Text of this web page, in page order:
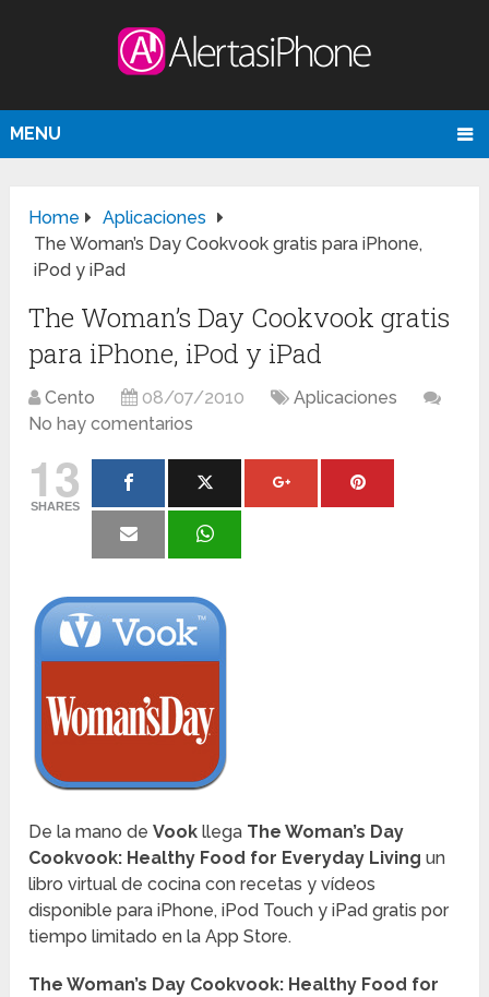
MENU
Home
Aplicaciones
The Woman’s Day Cookvook gratis para iPhone,
iPod y iPad
The Woman’s Day Cookvook gratis
para iPhone, iPod y iPad
Cento 08/07/2010
Aplicaciones
No hay comentarios
13
SHARES
De la mano deVook llega The Woman’s Day
Cookvook: Healthy Food for Everyday Living un
libro virtual de cocina con recetas y vídeos
disponible para iPhone, iPod Touch y iPad gratis por
tiempo limitado en la App Store.
The Woman’s Day Cookvook: Healthy Food for